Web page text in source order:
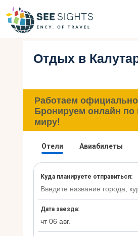
Поиск туров
Типы Туров
Страны
Инфо
Контакты
Отдых в
Работаем
Бронируем онлайн по
миру!